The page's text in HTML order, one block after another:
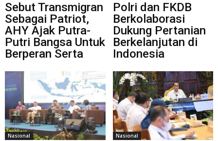
Sebut Transmigran
Sebagai Patriot,
AHY Ajak Putra-
Putri Bangsa Untuk
Berperan Serta
Polri dan FKDB
Berkolaborasi
Dukung Pertanian
Berkelanjutan di
Indonesia
Nasional Nasional